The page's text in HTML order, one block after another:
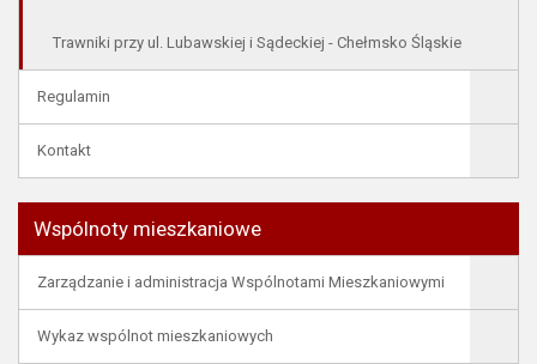
Trawniki przy ul. Lubawskiej i Sądeckiej - Chełmsko Śląskie
Regulamin
Kontakt
Wspólnoty mieszkaniowe
Zarządzanie i administracja Wspólnotami Mieszkaniowymi
Wykaz wspólnot mieszkaniowych